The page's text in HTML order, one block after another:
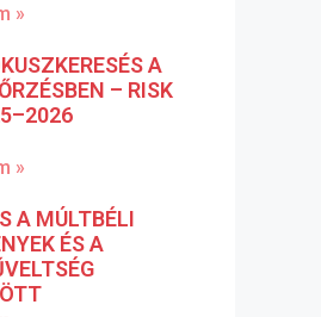
»
A
– RISK
»
A MÚLTBÉLI
ÉS A